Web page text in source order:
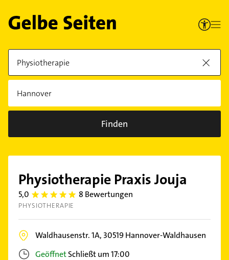
Finden
Physiotherapie Praxis Jouja
5,0 5.0 8 Bewertungen
PHYSIOTHERAPIE
Waldhausenstr. 1A, 30519Hannover-Waldhausen
GeöffnetSchließt um 17:00